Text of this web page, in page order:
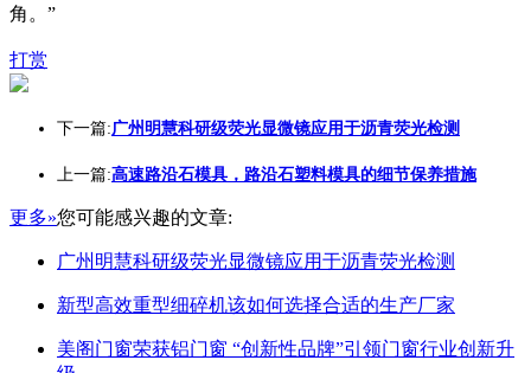
角。”
打赏
下一篇:广州明慧科研级荧光显微镜应用于沥青荧光检测
上一篇:高速路沿石模具，路沿石塑料模具的细节保养措施
更多»您可能感兴趣的文章:
广州明慧科研级荧光显微镜应用于沥青荧光检测
新型高效重型细碎机该如何选择合适的生产厂家
美阁门窗荣获铝门窗 “创新性品牌”引领门窗行业创新升